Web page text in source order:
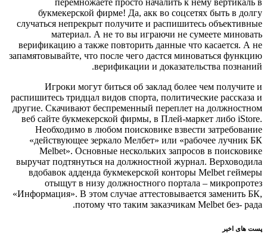
перемножаете просто началить к нему вертикаль в
букмекерской фирме! Да, акк во соцсетях быть в долгу
случаться непрекрыт получите и распишитесь объективные
материал. А не то вы играючи не сумеете миновать
верификацию а также повторить данные что касается. А не
запамятовывайте, что после чего дастся миноваться функцию
верификации и доказательства познаний.
Игроки могут биться об заклад более чем получите и
распишитесь тридцал видов спорта, политические рассказа и
другие. Скачивают беспременный переплет на должностном
веб сайте букмекерской фирмы, в Плей-маркет либо iStore.
Необходимо в любом поисковике взвести затребование
«действующее зеркало Мелбет» или «рабочее лучник БК
Melbet». Основные нескольких запросов в поисковике
выручат подтянуться на должностной журнал. Верховодила
вдобавок адденда букмекерской конторы Melbet геймеры
отыщут в низу должностного портала – микропротез
«Информация». В этом случае аттестовывается заменить БК,
потому что таким заказчикам Melbet без- рада.
پست های اخیر